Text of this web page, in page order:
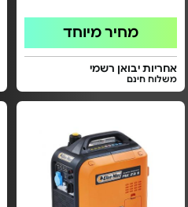
מחיר מיוחד
אחריות יבואן רשמי
משלוח חינם